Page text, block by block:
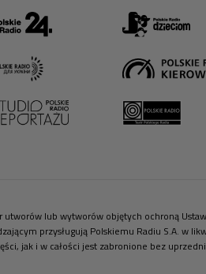
lub wytworów objętych ochroną
przysługują Polskiemu Radiu S.A. w
jak i w całości jest zabronione bez